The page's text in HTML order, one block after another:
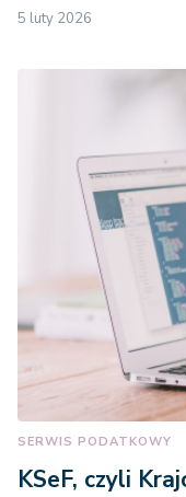
5 luty 2026
SERWIS PODATKOWY
KSeF, czyli